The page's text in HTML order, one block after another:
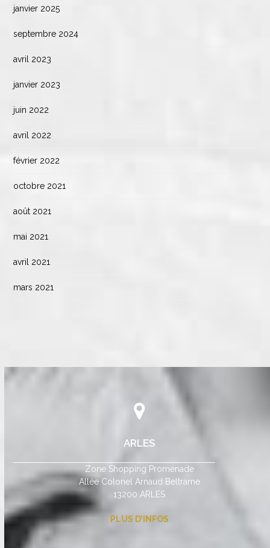
janvier 2025
septembre 2024
avril 2023
janvier 2023
juin 2022
avril 2022
février 2022
octobre 2021
août 2021
mai 2021
avril 2021
mars 2021
ARLES
Zone Shopping Promenade
Allée Colonel Arnaud Beltrame
13200 ARLES
PLUS D’INFOS